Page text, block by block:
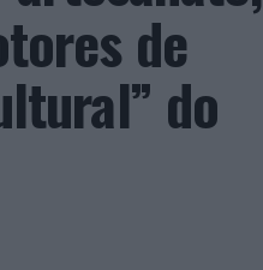
de sempre
Faria, Henrique
o quadro principal,
diretas de
campanhas da
mais
de
do